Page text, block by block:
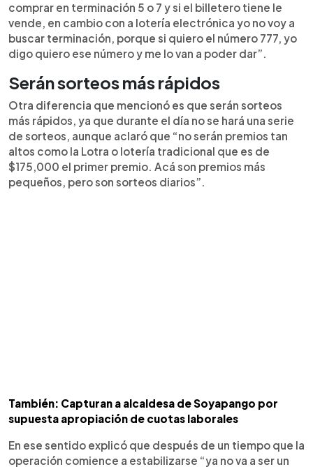
comprar en terminación 5 o 7 y si el billetero tiene le
vende, en cambio con a lotería electrónica yo no voy a
buscar terminación, porque si quiero el número 777, yo
digo quiero ese número y me lo van a poder dar”.
Serán sorteos más rápidos
Otra diferencia que mencionó es que serán sorteos
más rápidos, ya que durante el día no se hará una serie
de sorteos, aunque aclaró que “no serán premios tan
altos como la Lotra o lotería tradicional que es de
$175,000 el primer premio. Acá son premios más
pequeños, pero son sorteos diarios”.
También: Capturan a alcaldesa de Soyapango por
supuesta apropiación de cuotas laborales
En ese sentido explicó que después de un tiempo que la
operación comience a estabilizarse “ya no va a ser un